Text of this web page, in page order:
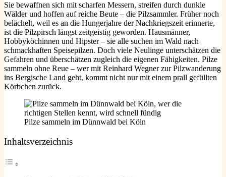
Sie bewaffnen sich mit scharfen Messern, streifen durch dunkle
Wälder und hoffen auf reiche Beute – die Pilzsammler. Früher noch
belächelt, weil es an die Hungerjahre der Nachkriegszeit erinnerte,
ist die Pilzpirsch längst zeitgeistig geworden. Hausmänner,
Hobbyköchinnen und Hipster – sie alle suchen im Wald nach
schmackhaften Speisepilzen. Doch viele Neulinge unterschätzen die
Gefahren und überschätzen zugleich die eigenen Fähigkeiten. Pilze
sammeln ohne Reue – wer mit Reinhard Wegner zur Pilzwanderung
ins Bergische Land geht, kommt nicht nur mit einem prall gefüllten
Körbchen zurück.
Pilze sammeln im Dünnwald bei Köln
Inhaltsverzeichnis